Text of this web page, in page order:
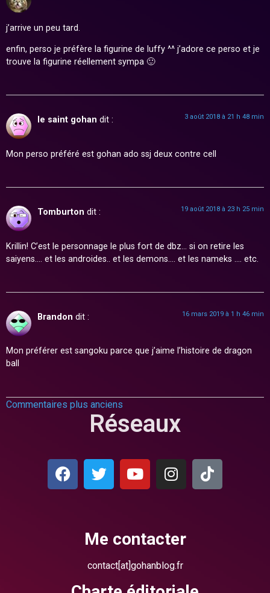
j’arrive un peu tard.
enfin, perso je préfère la figurine de luffy ^^ j’adore ce perso et je
trouve la figurine réellement sympa 🙂
le saint gohan dit : 3 août 2018 à 21 h 48 min
Mon perso préféré est gohan ado ssj deux contre cell
Tomburton dit : 19 août 2018 à 23 h 25 min
Krillin! C’est le personnage le plus fort de dbz… si on retire les
saiyens…. et les androides.. et les demons…. et les nameks …. etc.
Brandon dit : 16 mars 2019 à 1 h 46 min
Mon préférer est sangoku parce que j’aime l’histoire de dragon
ball
Commentaires plus anciens
Réseaux
Me contacter
contact[at]gohanblog.fr